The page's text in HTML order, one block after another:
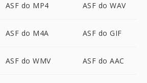
ASF do MP4 ASF do WAV
ASF do M4A ASF do GIF
ASF do WMV ASF do AAC